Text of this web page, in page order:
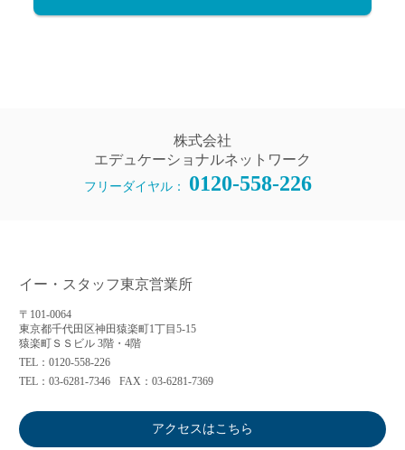
株式会社
エデュケーショナルネットワーク
フリーダイヤル： 0120-558-226
イー・スタッフ東京営業所
〒101-0064
東京都千代田区神田猿楽町1丁目5-15
猿楽町ＳＳビル 3階・4階
TEL：0120-558-226
TEL：03-6281-7346
FAX：03-6281-7369
アクセスはこちら